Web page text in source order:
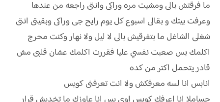
ما فرقتش بالى ومشيت مره وراكى وانتى راجعه من عندها
وعرفت بيتك و بقالى اسبوع كل يوم رايح جى وراكى وبقيتى انتى
شغلى الشاغل ما بتفرقيش بالى لا ليل ولا نهار وكنت محرج
اكلمك بس صعبت نفسي عليا فقررت اكلمك عشان قلبى مش
قادر يتحمل اكتر من كده
انابس انا لسه معرفكش ولا انت تعرفنى كويس